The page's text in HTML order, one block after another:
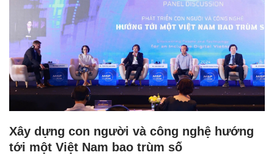
Xây dựng con người và công nghệ hướng
tới một Việt Nam bao trùm số